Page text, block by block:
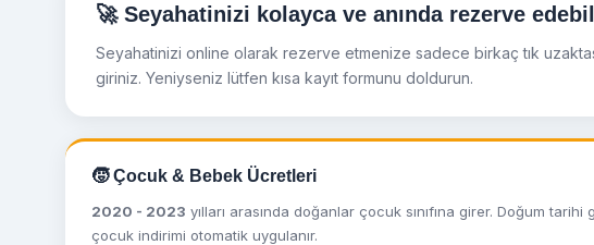
🚀 Seyahatinizi kolayca ve anında rezerve
Seyahatinizi online olarak rezerve etmenize sadece birkaç tık
giriniz. Yeniyseniz lütfen kısa kayıt formunu doldurun.
🧒 Çocuk & Bebek Ücretleri
2020 - 2023 yılları arasında doğanlar çocuk sınıfına girer. Doğum tarihi
çocuk indirimi otomatik uygulanır.